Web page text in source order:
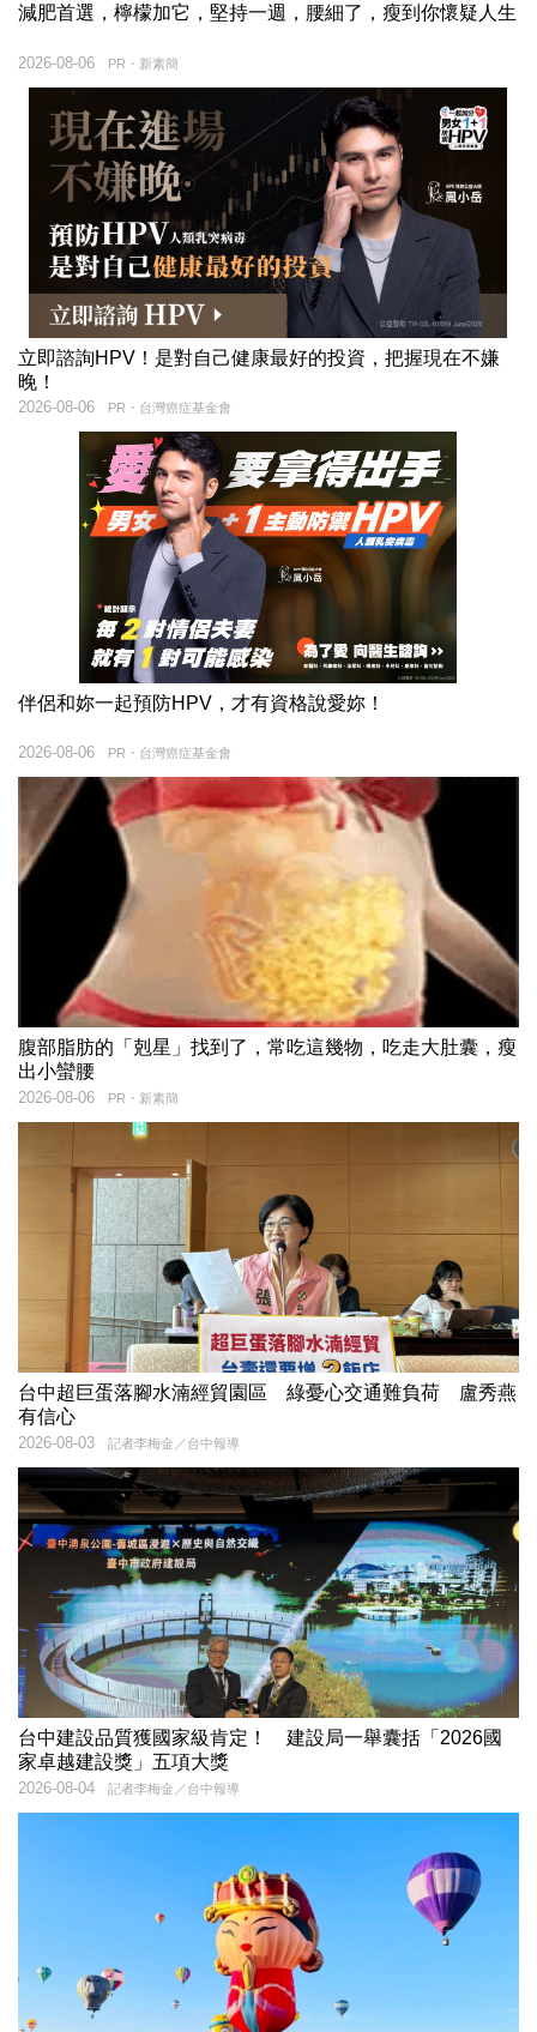
減肥首選，檸檬加它，堅持一週，腰細了，瘦到你懷疑人生
PR・新素簡
2026-08-06
立即諮詢HPV！是對自己健康最好的投資，把握現在不嫌
晚！
PR・台灣癌症基金會
2026-08-06
伴侶和妳一起預防HPV，才有資格說愛妳！
PR・台灣癌症基金會
2026-08-06
腹部脂肪的「剋星」找到了，常吃這幾物，吃走大肚囊，瘦
出小蠻腰
PR・新素簡
2026-08-06
台中超巨蛋落腳水湳經貿園區 綠憂心交通難負荷 盧秀燕
有信心
記者李梅金／台中報導
2026-08-03
台中建設品質獲國家級肯定！ 建設局一舉囊括「2026國
家卓越建設獎」五項大獎
記者李梅金／台中報導
2026-08-04